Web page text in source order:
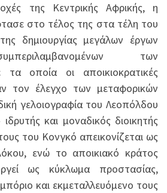
της Κεντρικής Αφρικής, η
στο τέλος της στα τέλη του
δημιουργίας μεγάλων έργων
των
τα οποία οι αποικιοκρατικές
τον έλεγχο των μεταφορικών
γελοιογραφία του Λεοπόλδου
και μοναδικός διοικητής
του Κονγκό απεικονίζεται ως
ενώ το αποικιακό κράτος
ως κύκλωμα προστασίας,
και εκμεταλλευόμενο τους